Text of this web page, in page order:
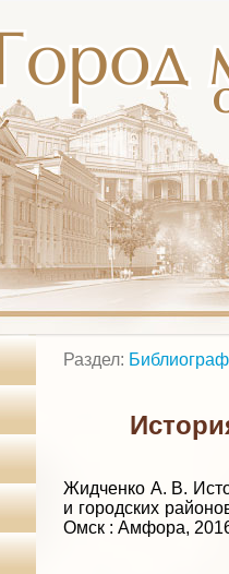
Раздел:
Жидченко А. В.
и городских
Омск : Амфора,